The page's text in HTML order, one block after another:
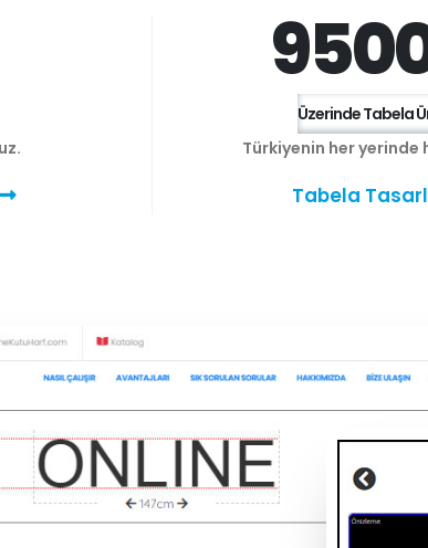
Üzerinde Tabela
Türkiyenin her yerinde
Tabela